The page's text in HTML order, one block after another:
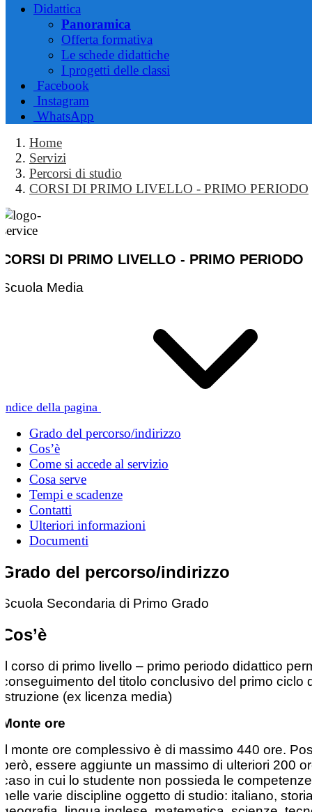
Didattica
Panoramica
Offerta formativa
Le schede didattiche
I progetti delle classi
Facebook
Instagram
WhatsApp
Home
Servizi
Percorsi di studio
CORSI DI PRIMO LIVELLO - PRIMO PERIODO
CORSI DI PRIMO LIVELLO - PRIMO PERIODO
Scuola Media
Indice della pagina
Grado del percorso/indirizzo
Cos’è
Come si accede al servizio
Cosa serve
Tempi e scadenze
Contatti
Ulteriori informazioni
Documenti
Grado del percorso/indirizzo
Scuola Secondaria di Primo Grado
Cos’è
Il corso di primo livello – primo periodo didattico
conseguimento del titolo conclusivo del primo ciclo
istruzione (ex licenza media)
Monte ore
Il monte ore complessivo è di massimo 440 ore.
però, essere aggiunte un massimo di ulteriori 200
caso in cui lo studente non possieda le
nelle varie discipline oggetto di studio: italiano,